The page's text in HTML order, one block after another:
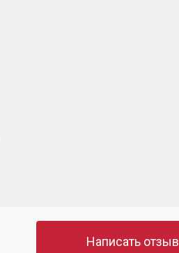
Написать отзыв